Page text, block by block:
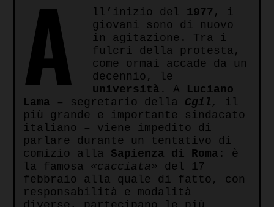
Kindle
A ll’inizio del 1977 , i
giovani sono di nuovo
in agitazione. Tra i
fulcri della protesta,
come ormai accade da un
decennio, le
università . A
Luciano
Lama – segretario della Cgil , il
più grande e importante sindacato
italiano – viene impedito di
parlare durante un tentativo di
comizio alla Sapienza di Roma : è
la famosa «cacciata» del 17
febbraio alla quale di fatto, con
responsabilità e modalità